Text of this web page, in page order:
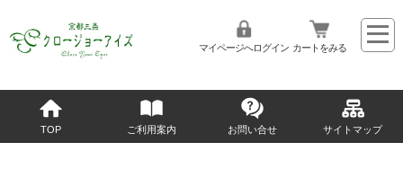
マイページへログイン カートをみる
TOP ご利用案内 お問い合せ サイトマップ